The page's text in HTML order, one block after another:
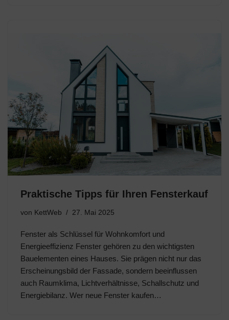
Praktische Tipps für Ihren Fensterkauf
von KettWeb 27. Mai 2025
Fenster als Schlüssel für Wohnkomfort und
Energieeffizienz Fenster gehören zu den wichtigsten
Bauelementen eines Hauses. Sie prägen nicht nur das
Erscheinungsbild der Fassade, sondern beeinflussen
auch Raumklima, Lichtverhältnisse, Schallschutz und
Energiebilanz. Wer neue Fenster kaufen…